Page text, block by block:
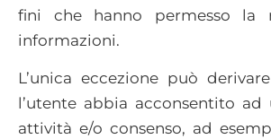
fini che hanno permesso la
informazioni.
L’unica eccezione può
l’utente abbia acconsentito ad
attività e/o consenso, ad